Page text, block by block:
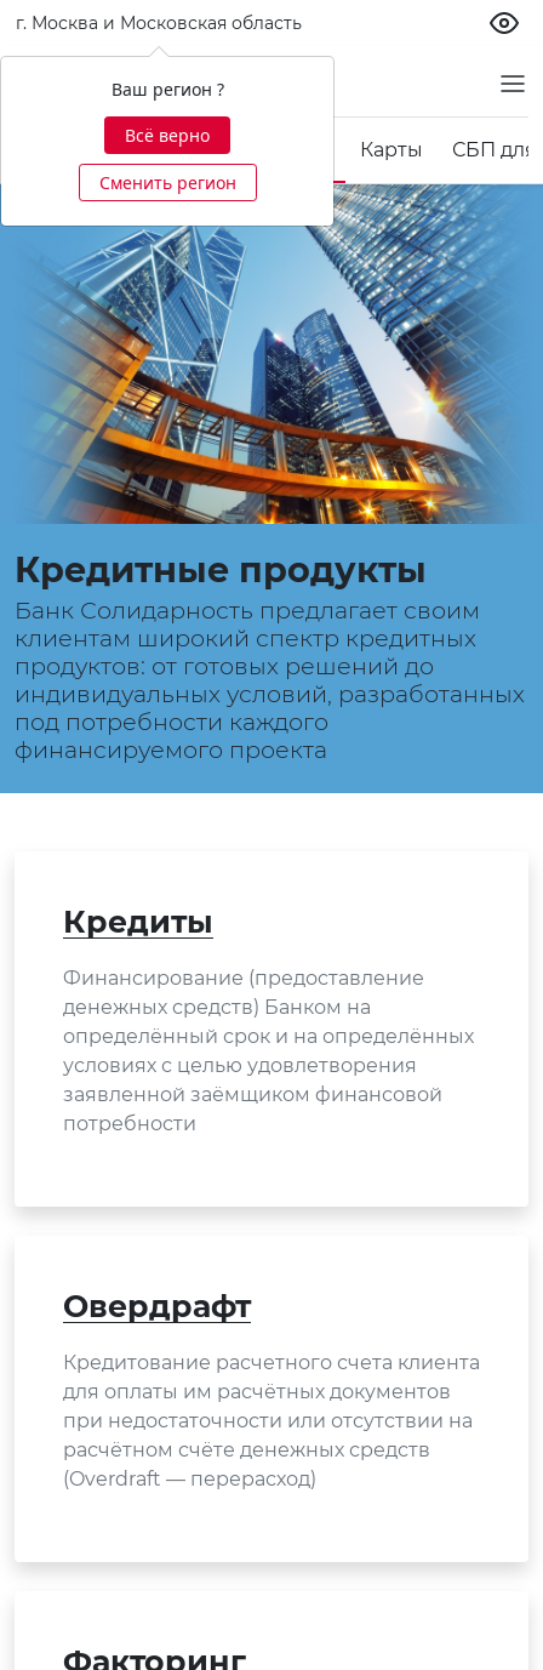
г. Москва и Московская область
Бизнесу
гарантии Кредитование Карты СБП для
Кредитные продукты
Банк Солидарность предлагает своим
клиентам широкий спектр кредитных
продуктов: от готовых решений до
индивидуальных условий, разработанных
под потребности каждого
финансируемого проекта
Кредиты
Финансирование (предоставление
денежных средств) Банком на
определённый срок и на определённых
условиях с целью удовлетворения
заявленной заёмщиком финансовой
потребности
Овердрафт
Кредитование расчетного счета клиента
для оплаты им расчётных документов
при недостаточности или отсутствии на
расчётном счёте денежных средств
(Overdraft — перерасход)
Факторинг
Ваш регион ?
Всё верно
Сменить регион